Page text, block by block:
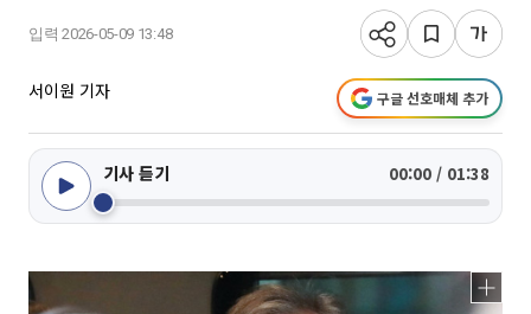
입력 2026-05-09 13:48
서이원 기자 구글 선호매체 추가
기사 듣기 00:00 / 01:38